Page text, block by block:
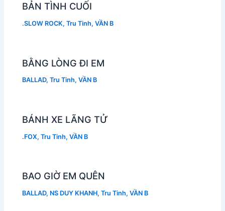
BẢN TÌNH CUỐI
.SLOW ROCK,Tru Tinh,VẦN B
BẰNG LÒNG ĐI EM
BALLAD,Tru Tinh,VẦN B
BÁNH XE LÃNG TỬ
.FOX,Tru Tinh,VẦN B
BAO GIỜ EM QUÊN
BALLAD, NS DUY KHANH,Tru Tinh,VẦN B